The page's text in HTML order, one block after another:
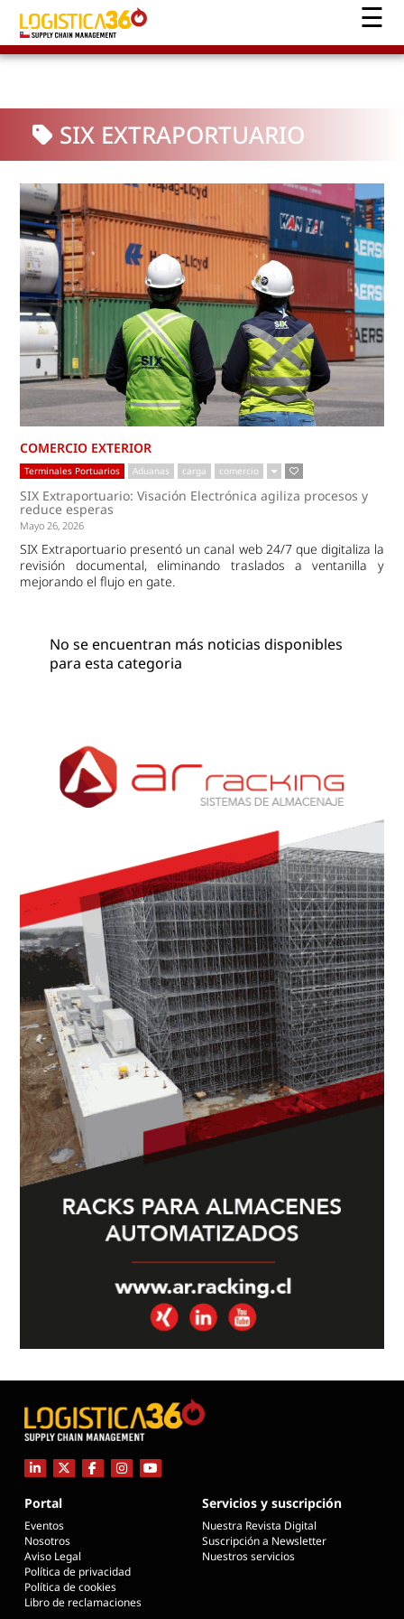
SIX EXTRAPORTUARIO
COMERCIO EXTERIOR
Terminales Portuarios Aduanas carga comercio
SIX Extraportuario: Visación Electrónica agiliza procesos y
reduce esperas
Mayo 26, 2026
SIX Extraportuario presentó un canal web 24/7 que digitaliza la
revisión documental, eliminando traslados a ventanilla y
mejorando el flujo en gate.
No se encuentran más noticias disponibles
para esta categoria
Portal
Eventos
Nosotros
Aviso Legal
Política de privacidad
Política de cookies
Libro de reclamaciones
Servicios y suscripción
Nuestra Revista Digital
Suscripción a Newsletter
Nuestros servicios